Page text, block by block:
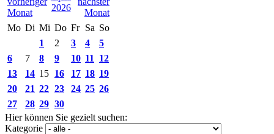
2026
Mo Di Mi Do Fr Sa So
1
2 3 4
5
6
7 8 9 10 11
12
13
14 15 16 17 18 19
20
21 22 23 24 25 26
27
28 29 30
Hier können Sie gezielt suchen:
Kategorie